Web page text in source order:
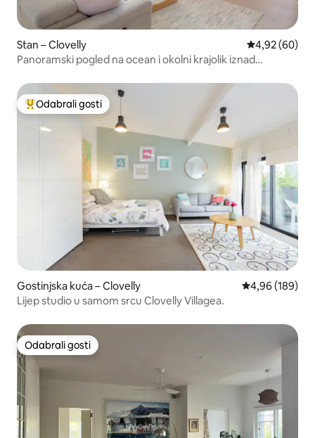
Stan – Clovelly Prosječna
4,92 (60)
Panoramski pogled na ocean i okolni krajolik iznad
Među najviše rangiranima s oznakom „Odabrali gosti”
Odabrali gosti
Gostinjska kuća – Clovelly Prosječna
4,96 (189)
Lijep studio u samom srcu Clovelly Villagea.
Odabrali gosti
Odabrali gosti